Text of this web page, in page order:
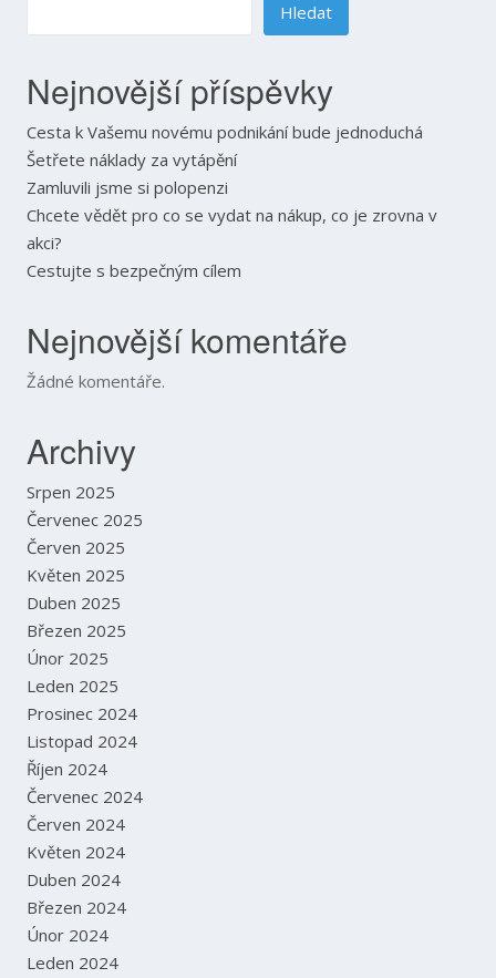
Hledat
Nejnovější příspěvky
Cesta k Vašemu novému podnikání bude jednoduchá
Šetřete náklady za vytápění
Zamluvili jsme si polopenzi
Chcete vědět pro co se vydat na nákup, co je zrovna v
akci?
Cestujte s bezpečným cílem
Nejnovější komentáře
Žádné komentáře.
Archivy
Srpen 2025
Červenec 2025
Červen 2025
Květen 2025
Duben 2025
Březen 2025
Únor 2025
Leden 2025
Prosinec 2024
Listopad 2024
Říjen 2024
Červenec 2024
Červen 2024
Květen 2024
Duben 2024
Březen 2024
Únor 2024
Leden 2024